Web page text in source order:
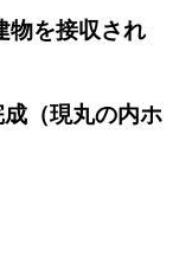
を接収され
（現丸の内ホ